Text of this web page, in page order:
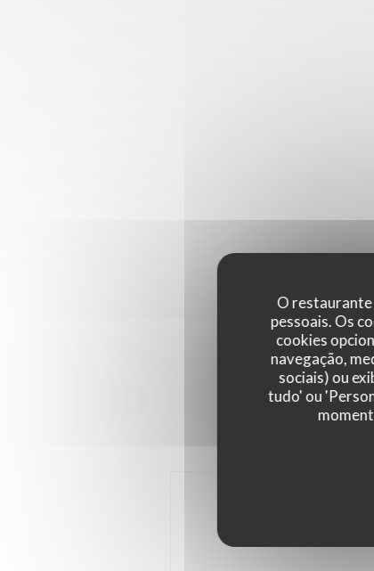
O restaurante
pessoais. Os
cookies
navegação,
sociais) ou
tudo' ou